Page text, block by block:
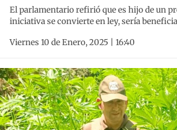
El parlamentario refirió que es hijo de un
iniciativa se convierte en ley, sería
Viernes 10 de Enero, 2025 | 16:40